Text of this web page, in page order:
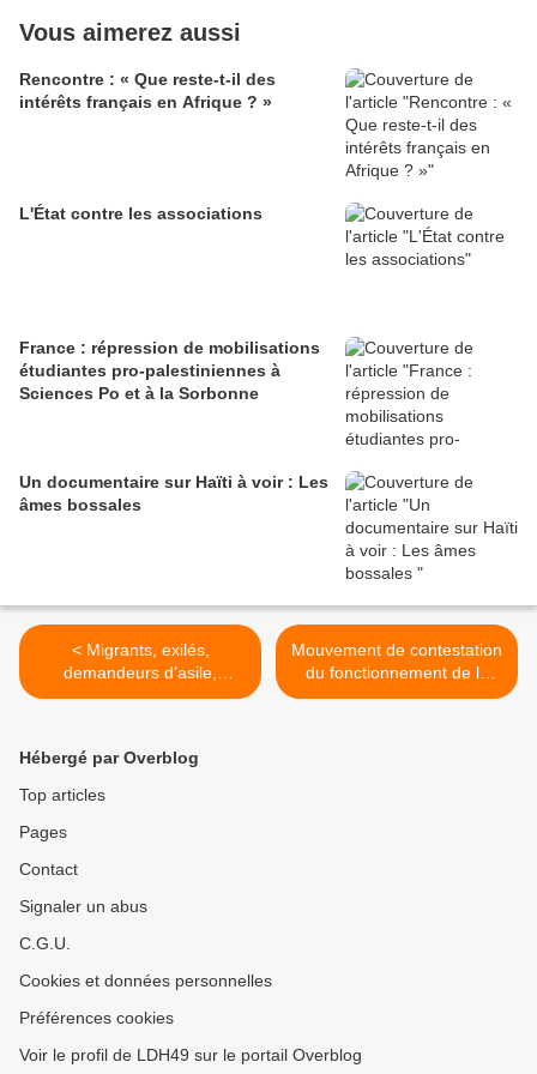
Vous aimerez aussi
Rencontre : « Que reste-t-il des
intérêts français en Afrique ? »
L'État contre les associations
France : répression de mobilisations
étudiantes pro-palestiniennes à
Sciences Po et à la Sorbonne
Un documentaire sur Haïti à voir : Les
âmes bossales
< Migrants, exilés,
demandeurs d’asile,
étrangers, sans-papiers, le
Mouvement de contestation
du fonctionnement de la
CNDA >
Hébergé par Overblog
Top articles
Pages
Contact
Signaler un abus
C.G.U.
Cookies et données personnelles
Préférences cookies
Voir le profil de LDH49 sur le portail Overblog